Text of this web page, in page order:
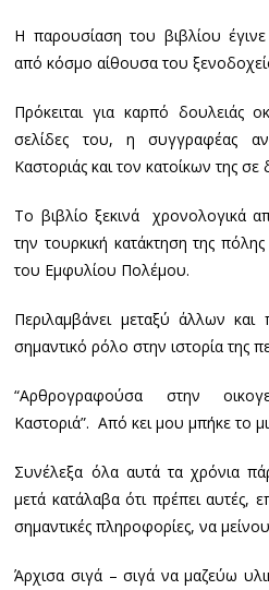
Η παρουσίαση του βιβλίου
από κόσμο αίθουσα του
Πρόκειται για καρπό δουλειάς
σελίδες του, η συγγραφέας
Καστοριάς και τον κατοίκων της σε
Το βιβλίο ξεκινά χρονολογικά
την τουρκική κατάκτηση της
του Εμφυλίου Πολέμου.
Περιλαμβάνει μεταξύ άλλων
σημαντικό ρόλο στην ιστορία της
“Αρθρογραφούσα στην
Καστοριά”. Από κει μου μπήκε το
Συνέλεξα όλα αυτά τα χρόνια
μετά κατάλαβα ότι πρέπει αυτές,
σημαντικές πληροφορίες, να
Άρχισα σιγά – σιγά να μαζεύω